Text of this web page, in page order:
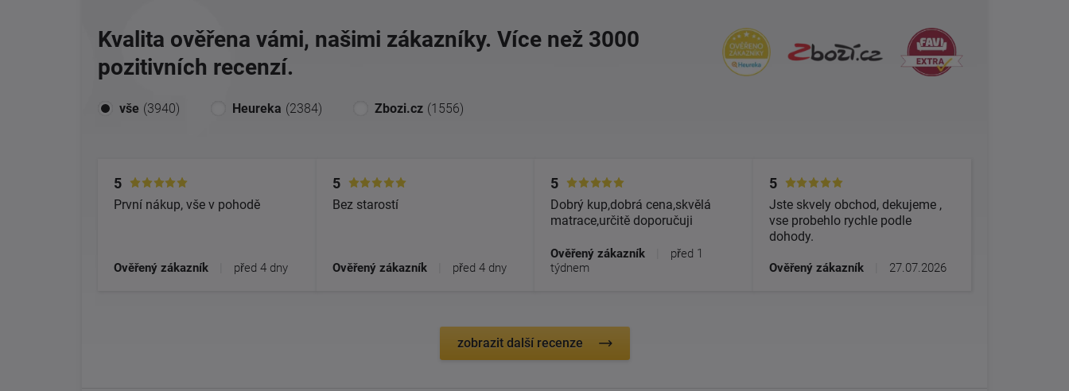
Kvalita ověřena vámi, našimi zákazníky. Více než 3000
pozitivních recenzí.
vše (3940) Heureka (2384) Zbozi.cz (1556)
5
První nákup, vše v pohodě
Ověřený zákazník před 4 dny
5
Bez starostí
Ověřený zákazník před 4 dny
5
Dobrý kup,dobrá cena,skvělá
matrace,určitě doporučuji
Ověřený zákazník
před 1
týdnem
5
Jste skvely obchod, dekujeme ,
vse probehlo rychle podle
dohody.
Ověřený zákazník 27.07.2026
zobrazit další recenze